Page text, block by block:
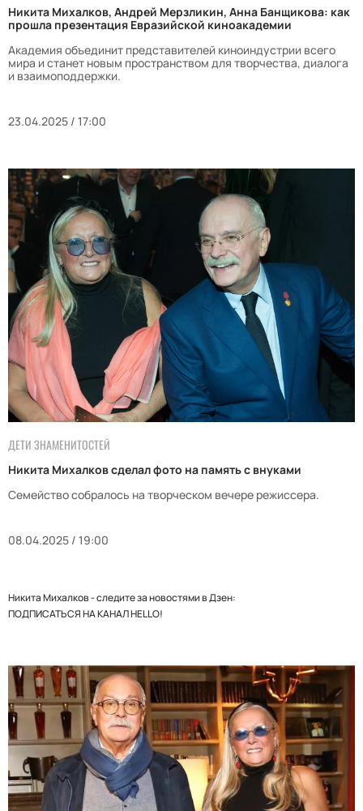
Никита Михалков, Андрей Мерзликин, Анна Банщикова: как
прошла презентация Евразийской киноакадемии
Академия объединит представителей киноиндустрии всего
мира и станет новым пространством для творчества, диалога
и взаимоподдержки.
23.04.2025 / 17:00
ДЕТИ ЗНАМЕНИТОСТЕЙ
Никита Михалков сделал фото на память с внуками
Семейство собралось на творческом вечере режиссера.
08.04.2025 / 19:00
Никита Михалков - следите за новостями в Дзен:
ПОДПИСАТЬСЯ НА КАНАЛ HELLO!